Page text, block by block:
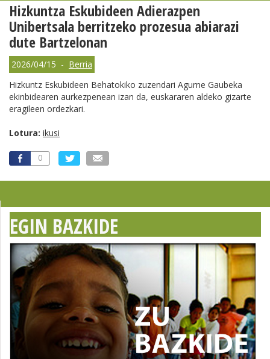
Hizkuntza Eskubideen Adierazpen
Unibertsala berritzeko prozesua abiarazi
dute Bartzelonan
2026/04/15 - Berria
Hizkuntz Eskubideen Behatokiko zuzendari Agurne Gaubeka
ekinbidearen aurkezpenean izan da, euskararen aldeko gizarte
eragileen ordezkari.
Lotura: ikusi
0
EGIN BAZKIDE